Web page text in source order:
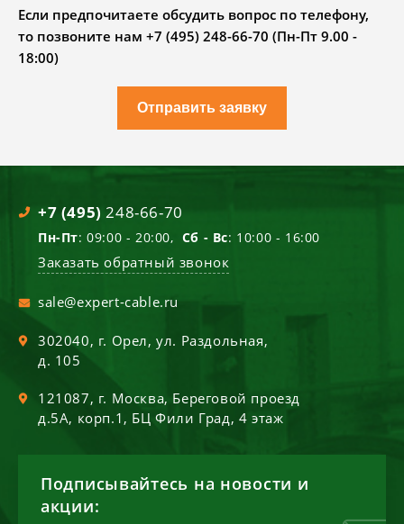
Если предпочитаете обсудить вопрос по телефону,
то позвоните нам +7 (495) 248-66-70 (Пн-Пт 9.00 -
18:00)
Отправить заявку
+7 (495) 248-66-70
Пн-Пт: 09:00 - 20:00, Сб - Вс: 10:00 - 16:00
Заказать обратный звонок
sale@expert-cable.ru
302040, г. Орел,ул. Раздольная,
д. 105
121087, г. Москва, Береговой проезд
д.5А, корп.1, БЦ Фили Град, 4 этаж
Подписывайтесь на новости и
акции: